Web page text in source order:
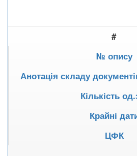
#
№ опису
Анотація складу
Кількість
Крайні
ЦФК